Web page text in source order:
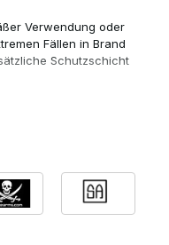
Verwendung oder
Fällen in Brand
Schutzschicht
oder empfohlen
die große
LiPo-